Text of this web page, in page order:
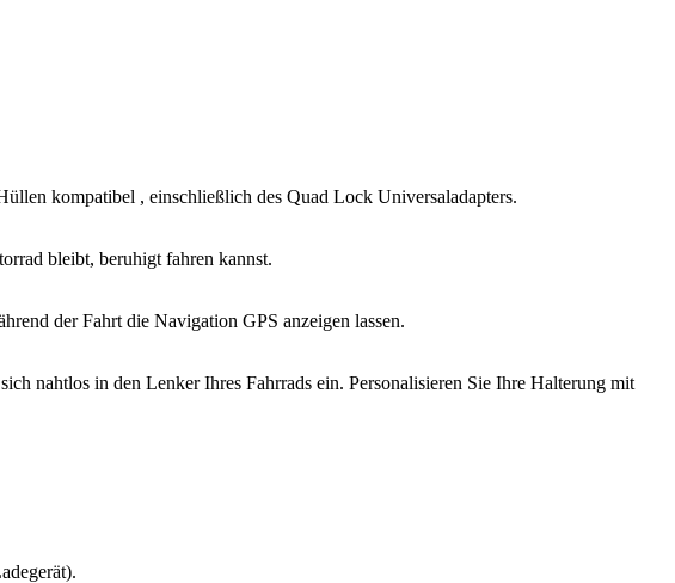
kompatibel , einschließlich des Quad Lock Universaladapters.
bleibt, beruhigt fahren kannst.
der Fahrt die Navigation GPS anzeigen lassen.
nahtlos in den Lenker Ihres Fahrrads ein. Personalisieren Sie Ihre Halterung mit